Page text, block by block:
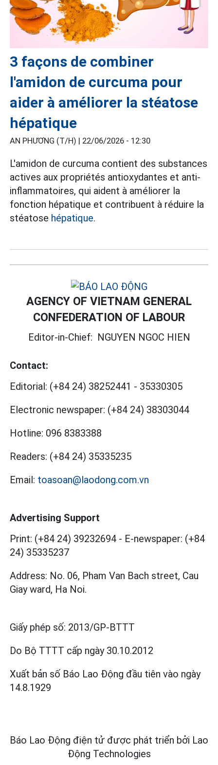
3 façons de combiner
l'amidon de curcuma pour
aider à améliorer la stéatose
hépatique
AN PHƯƠNG (T/H) | 22/06/2026 - 12:30
L'amidon de curcuma contient des substances
actives aux propriétés antioxydantes et anti-
inflammatoires, qui aident à améliorer la
fonction hépatique et contribuent à réduire la
stéatose hépatique.
AGENCY OF VIETNAM GENERAL
CONFEDERATION OF LABOUR
Editor-in-Chief: NGUYEN NGOC HIEN
Contact:
Editorial: (+84 24) 38252441 - 35330305
Electronic newspaper: (+84 24) 38303044
Hotline: 096 8383388
Readers: (+84 24) 35335235
Email: toasoan@laodong.com.vn
Advertising Support
Print: (+84 24) 39232694 - E-newspaper: (+84
24) 35335237
Address: No. 06, Pham Van Bach street, Cau
Giay ward, Ha Noi.
Giấy phép số: 2013/GP-BTTT
Do Bộ TTTT cấp ngày 30.10.2012
Xuất bản số Báo Lao Động đầu tiên vào ngày
14.8.1929
Báo Lao Động điện tử được phát triển bởi Lao
Động Technologies